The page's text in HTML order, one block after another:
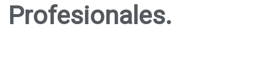
Profesionales.